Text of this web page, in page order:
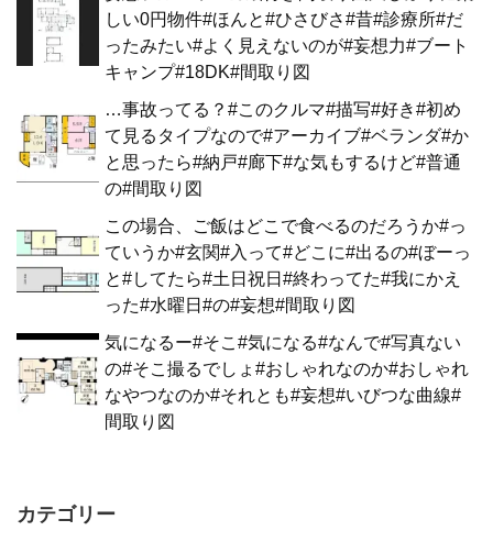
しい0円物件#ほんと#ひさびさ#昔#診療所#だ
ったみたい#よく見えないのが#妄想力#ブート
キャンプ#18DK#間取り図
…事故ってる？#このクルマ#描写#好き#初め
て見るタイプなので#アーカイブ#ベランダ#か
と思ったら#納戸#廊下#な気もするけど#普通
の#間取り図
この場合、ご飯はどこで食べるのだろうか#っ
ていうか#玄関#入って#どこに#出るの#ぼーっ
と#してたら#土日祝日#終わってた#我にかえ
った#水曜日#の#妄想#間取り図
気になるー#そこ#気になる#なんで#写真ない
の#そこ撮るでしょ#おしゃれなのか#おしゃれ
なやつなのか#それとも#妄想#いびつな曲線#
間取り図
カテゴリー